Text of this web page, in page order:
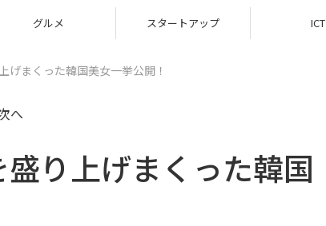
グルメ スタートアップ ICT
げまくった韓国美女一挙公開！
へ
盛り上げまくった韓国